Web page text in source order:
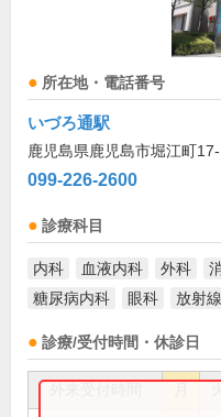
所在地・電話番号
いづろ通駅
鹿児島県鹿児島市堀江町17-
099-226-2600
診療科目
内科 血液内科 外科
糖尿病内科
眼科 放射
診療/受付時間・休診日